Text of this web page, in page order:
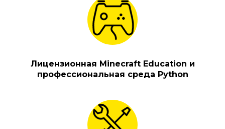
Лицензионная Minecraft Education и
профессиональная среда Python